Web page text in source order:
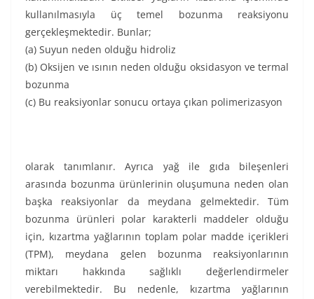
kullanılmasıyla üç temel bozunma reaksiyonu
gerçekleşmektedir. Bunlar;
(a) Suyun neden olduğu hidroliz
(b) Oksijen ve ısının neden olduğu oksidasyon ve termal
bozunma
(c) Bu reaksiyonlar sonucu ortaya çıkan polimerizasyon
olarak tanımlanır. Ayrıca yağ ile gıda bileşenleri
arasında bozunma ürünlerinin oluşumuna neden olan
başka reaksiyonlar da meydana gelmektedir. Tüm
bozunma ürünleri polar karakterli maddeler olduğu
için, kızartma yağlarının toplam polar madde içerikleri
(TPM), meydana gelen bozunma reaksiyonlarının
miktarı hakkında sağlıklı değerlendirmeler
verebilmektedir. Bu nedenle, kızartma yağlarının